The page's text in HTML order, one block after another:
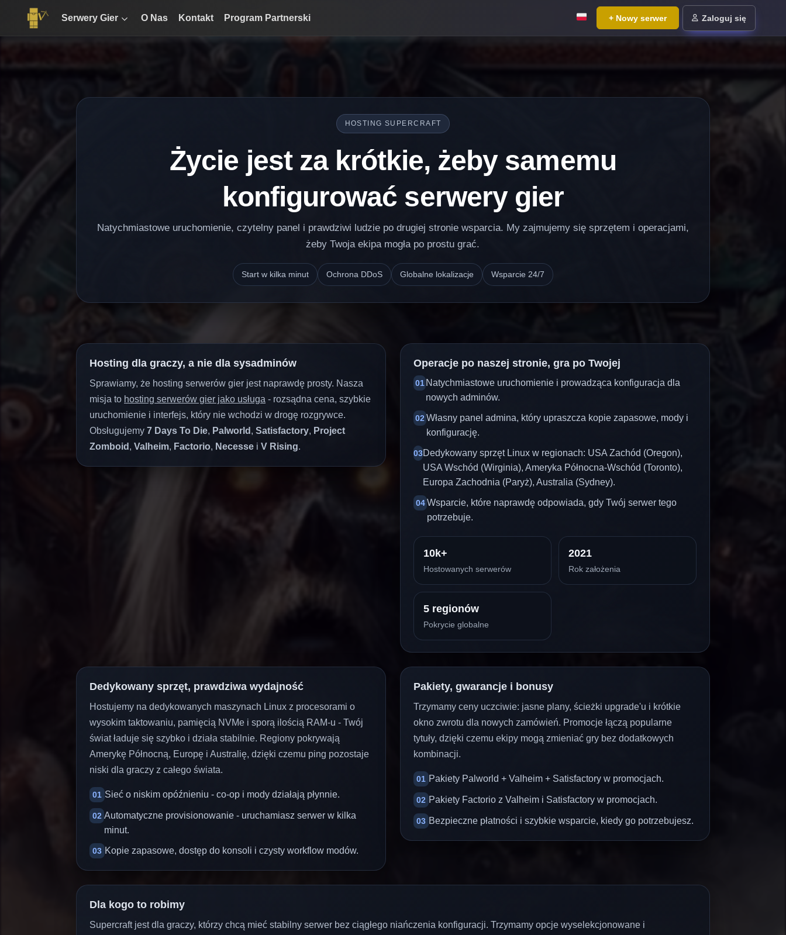
Serwery Gier O Nas Kontakt Program Partnerski + Nowy serwer Zaloguj się
HOSTING SUPERCRAFT
Życie jest za krótkie, żeby samemu
konfigurować serwery gier
Natychmiastowe uruchomienie, czytelny panel i prawdziwi ludzie po drugiej stronie wsparcia. My zajmujemy się sprzętem i operacjami,
żeby Twoja ekipa mogła po prostu grać.
Start w kilka minut Ochrona DDoS Globalne lokalizacje Wsparcie 24/7
Hosting dla graczy, a nie dla sysadminów
Sprawiamy, że hosting serwerów gier jest naprawdę prosty. Nasza
misja to hosting serwerów gier jako usługa - rozsądna cena, szybkie
uruchomienie i interfejs, który nie wchodzi w drogę rozgrywce.
Obsługujemy7 Days To Die, Palworld ,Satisfactory, Project
Zomboid ,Valheim, Factorio, Necesse iV Rising.
Operacje po naszej stronie, gra po Twojej
01 Natychmiastowe uruchomienie i prowadząca konfiguracja dla
nowych adminów.
02 Własny panel admina, który upraszcza kopie zapasowe, mody i
konfigurację.
03Dedykowany sprzęt Linux w regionach: USA Zachód (Oregon),
USA Wschód (Wirginia), Ameryka Północna-Wschód (Toronto),
Europa Zachodnia (Paryż), Australia (Sydney).
04 Wsparcie, które naprawdę odpowiada, gdy Twój serwer tego
potrzebuje.
10k+
Hostowanych serwerów
2021
Rok założenia
5 regionów
Pokrycie globalne
Dedykowany sprzęt, prawdziwa wydajność
Hostujemy na dedykowanych maszynach Linux z procesorami o
wysokim taktowaniu, pamięcią NVMe i sporą ilością RAM-u - Twój
świat ładuje się szybko i działa stabilnie. Regiony pokrywają
Amerykę Północną, Europę i Australię, dzięki czemu ping pozostaje
niski dla graczy z całego świata.
01 Sieć o niskim opóźnieniu - co-op i mody działają płynnie.
02 Automatyczne provisionowanie - uruchamiasz serwer w kilka
minut.
03 Kopie zapasowe, dostęp do konsoli i czysty workflow modów.
Pakiety, gwarancje i bonusy
Trzymamy ceny uczciwie: jasne plany, ścieżki upgrade'u i krótkie
okno zwrotu dla nowych zamówień. Promocje łączą popularne
tytuły, dzięki czemu ekipy mogą zmieniać gry bez dodatkowych
kombinacji.
01 Pakiety Palworld + Valheim + Satisfactory w promocjach.
02 Pakiety Factorio z Valheim i Satisfactory w promocjach.
03 Bezpieczne płatności i szybkie wsparcie, kiedy go potrzebujesz.
Dla kogo to robimy
Supercraft jest dla graczy, którzy chcą mieć stabilny serwer bez ciągłego niańczenia konfiguracji. Trzymamy opcje wyselekcjonowane i